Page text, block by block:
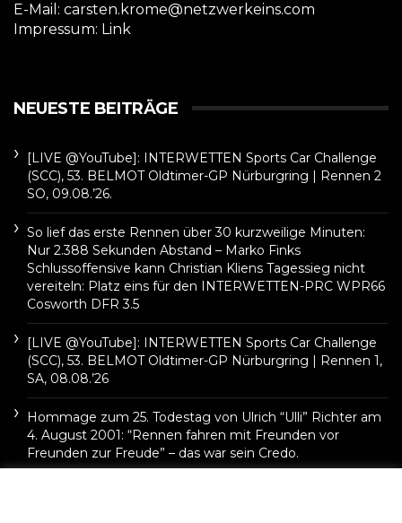
E-Mail: carsten.krome@netzwerkeins.com
Impressum: Link
NEUESTE BEITRÄGE
[LIVE @YouTube]: INTERWETTEN Sports Car Challenge
(SCC), 53. BELMOT Oldtimer-GP Nürburgring | Rennen 2
SO, 09.08.’26.
So lief das erste Rennen über 30 kurzweilige Minuten:
Nur 2.388 Sekunden Abstand – Marko Finks
Schlussoffensive kann Christian Kliens Tagessieg nicht
vereiteln: Platz eins für den INTERWETTEN-PRC WPR66
Cosworth DFR 3.5
[LIVE @YouTube]: INTERWETTEN Sports Car Challenge
(SCC), 53. BELMOT Oldtimer-GP Nürburgring | Rennen 1,
SA, 08.08.’26
Hommage zum 25. Todestag von Ulrich “Ulli” Richter am
4. August 2001: “Rennen fahren mit Freunden vor
Freunden zur Freude” – das war sein Credo.